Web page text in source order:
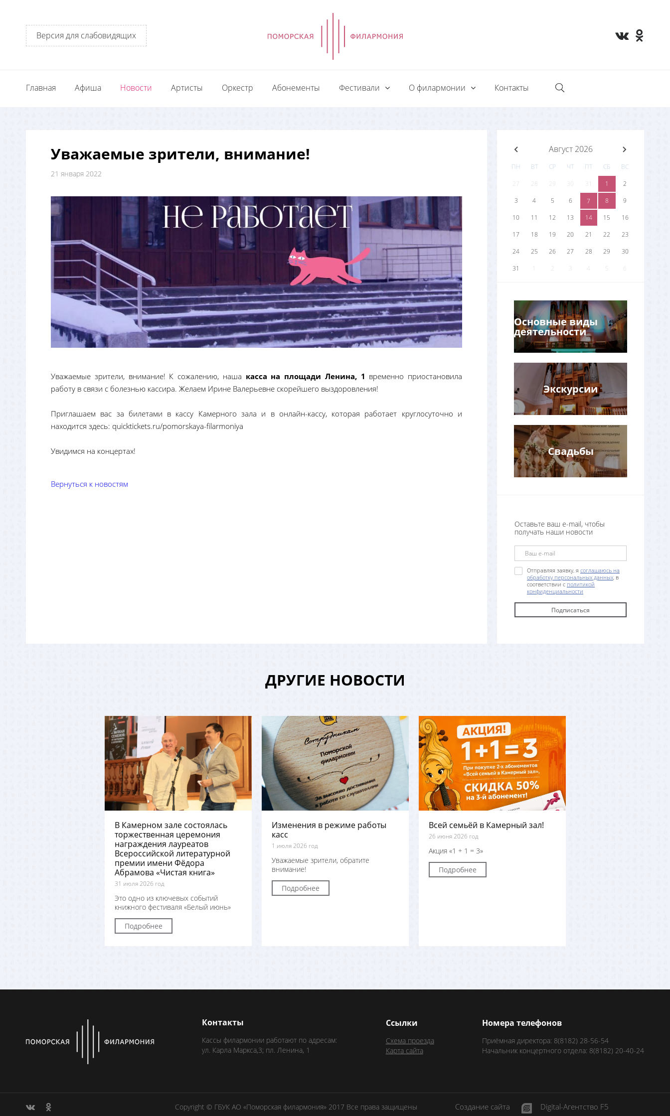
Версия для слабовидящих
Главная Афиша Новости Артисты Оркестр Абонементы Фестивали О филармонии Контакты
Уважаемые зрители, внимание!
21 января 2022
Уважаемые зрители, внимание! К сожалению, наша касса на площади Ленина, 1 временно приостановила
работу в связи с болезнью кассира. Желаем Ирине Валерьевне скорейшего выздоровления!
Приглашаем вас за билетами в кассу Камерного зала и в онлайн-кассу, которая работает круглосуточно и
находится здесь: quicktickets.ru/pomorskaya-filarmoniya
Увидимся на концертах!
Вернуться к новостям
Август 2026
ПН ВТ СР ЧТ ПТ СБ
ВС
27
28 29 31 1
2
3
4 5 6 7 8
9
10
11 12 13 14 15
16
17
18 19 20 21 22
23
24
25 26 27 28 29
30
31
1 2 4 6
Основные виды
деятельности
Экскурсии
Свадьбы
Оставьте ваш e-mail, чтобы
получать наши новости
Отправляя заявку, я соглашаюсь на
обработку персональных данных, в
соответствии с политикой
конфиденциальности
ДРУГИЕ НОВОСТИ
В Камерном зале состоялась
торжественная церемония
награждения лауреатов
Всероссийской литературной
премии имени Фёдора
Абрамова «Чистая книга»
31 июля 2026 год
Это одно из ключевых событий
книжного фестиваля «Белый июнь»
Подробнее
Изменения в режиме работы
касс
1 июля 2026 год
Уважаемые зрители, обратите
внимание!
Подробнее
Всей семьёй в Камерный зал!
26 июня 2026 год
Акция «1 + 1 = 3»
Подробнее
Контакты
Кассы филармонии работают по адресам:
ул. Карла Маркса,3; пл. Ленина, 1
Номера телефонов
Приёмная директора: 8(8182) 28-56-54
Начальник концертного отдела: 8(8182) 20-40-24
Ссылки
Схема проезда
Карта сайта
Copyright © ГБУК АО «Поморская филармония» 2017 Все права защищены Создание сайта Digital-Агентство F5